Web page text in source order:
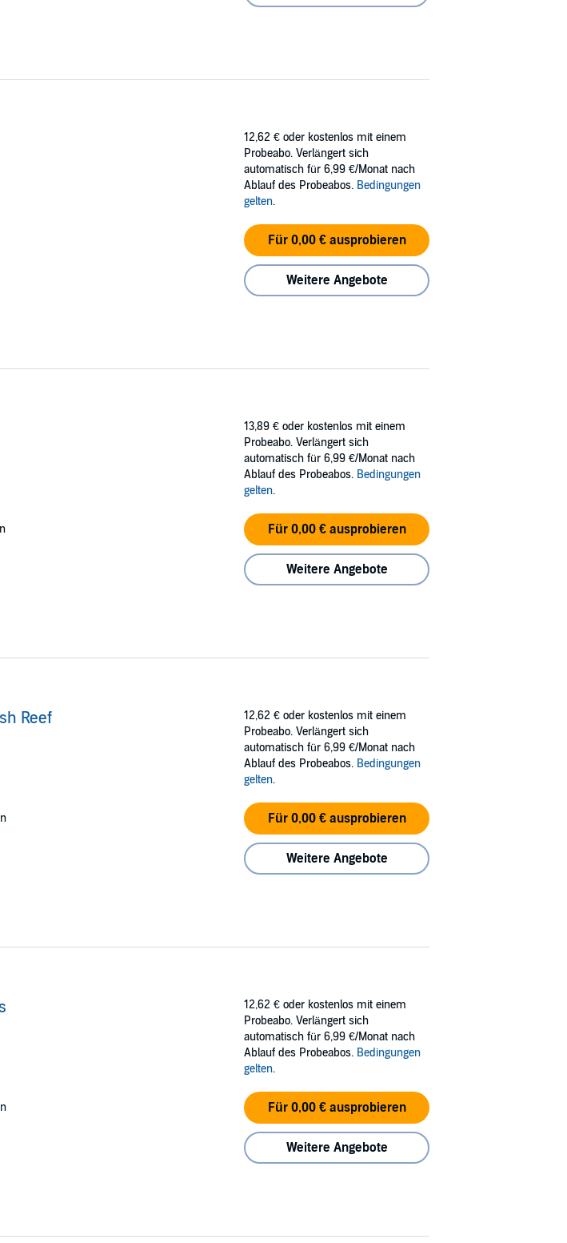
12,62 € oder kostenlos mit einem
Probeabo. Verlängert sich
automatisch für 6,99 €/Monat nach
Ablauf des Probeabos. Bedingungen
gelten.
Für 0,00 € ausprobieren
Weitere Angebote
13,89 € oder kostenlos mit einem
Probeabo. Verlängert sich
automatisch für 6,99 €/Monat nach
Ablauf des Probeabos. Bedingungen
gelten.
Für 0,00 € ausprobieren
Weitere Angebote
Reef 12,62 € oder kostenlos mit einem
Probeabo. Verlängert sich
automatisch für 6,99 €/Monat nach
Ablauf des Probeabos. Bedingungen
gelten.
Für 0,00 € ausprobieren
Weitere Angebote
12,62 € oder kostenlos mit einem
Probeabo. Verlängert sich
automatisch für 6,99 €/Monat nach
Ablauf des Probeabos. Bedingungen
gelten.
Für 0,00 € ausprobieren
Weitere Angebote